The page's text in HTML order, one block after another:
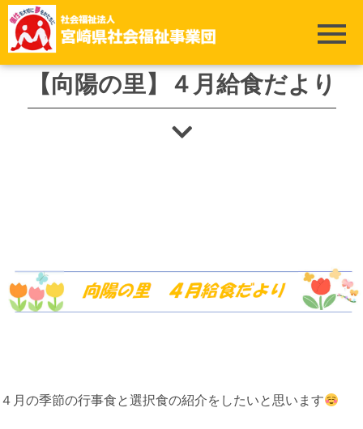
ホーム>向陽の里>【向陽の里】４月給食だより
【向陽の里】４月給食だより
４月の季節の行事食と選択食の紹介をしたいと思います